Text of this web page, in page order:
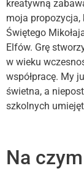
kreatywną
moja
Świętego
Elfów. Grę
w wieku
współpracę. My
świetna, a
szkolnych
Na